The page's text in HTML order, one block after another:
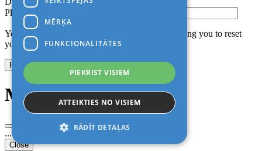
Please confirm login email below
You will receive an email containing a link allowing you to reset
your password to a new preferred one.
Modal title
...
Close
MĒRĶA
FUNKCIONALITĀTES
PIEKRIST VISIEM
ATTEIKTIES NO VISIEM
RĀDĪT DETAĻAS